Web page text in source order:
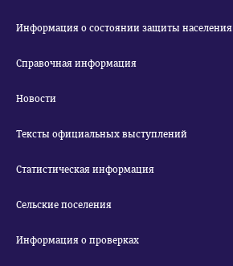
Информация о состоянии защиты населения
Справочная информация
Новости
Тексты официальных выступлений
Статистическая информация
Сельские поселения
Информация о проверках